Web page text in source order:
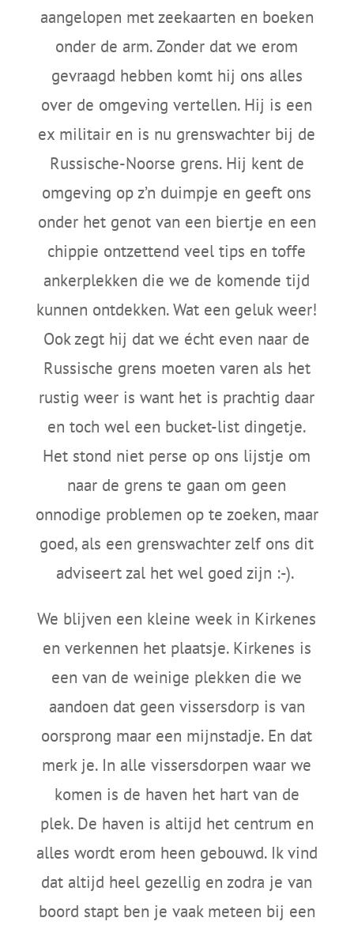
aangelopen met zeekaarten en boeken
onder de arm. Zonder dat we erom
gevraagd hebben komt hij ons alles
over de omgeving vertellen. Hij is een
ex militair en is nu grenswachter bij de
Russische-Noorse grens. Hij kent de
omgeving op z’n duimpje en geeft ons
onder het genot van een biertje en een
chippie ontzettend veel tips en toffe
ankerplekken die we de komende tijd
kunnen ontdekken. Wat een geluk weer!
Ook zegt hij dat we écht even naar de
Russische grens moeten varen als het
rustig weer is want het is prachtig daar
en toch wel een bucket-list dingetje.
Het stond niet perse op ons lijstje om
naar de grens te gaan om geen
onnodige problemen op te zoeken, maar
goed, als een grenswachter zelf ons dit
adviseert zal het wel goed zijn :-).
We blijven een kleine week in Kirkenes
en verkennen het plaatsje. Kirkenes is
een van de weinige plekken die we
aandoen dat geen vissersdorp is van
oorsprong maar een mijnstadje. En dat
merk je. In alle vissersdorpen waar we
komen is de haven het hart van de
plek. De haven is altijd het centrum en
alles wordt erom heen gebouwd. Ik vind
dat altijd heel gezellig en zodra je van
boord stapt ben je vaak meteen bij een